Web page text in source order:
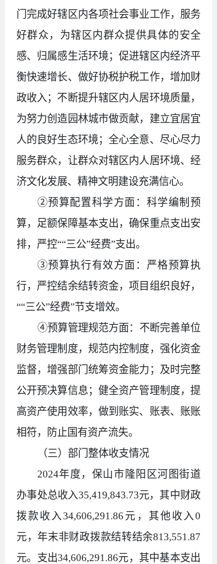
门完成好辖区内各项社会事业工作，服务
好群众，为辖区内群众提供具体的安全
感、归属感生活环境；促进辖区内经济平
衡快速增长、做好协税护税工作，增加财
政收入；不断提升辖区内人居环境质量，
为努力创造园林城市做贡献，建立宜居宜
人的良好生态环境；全心全意、尽心尽力
服务群众，让群众对辖区内人居环境、经
济文化发展、精神文明建设充满信心。
②预算配置科学方面：科学编制预
算，足额保障基本支出，确保重点支出安
排，严控““三公”经费”支出。
③预算执行有效方面：严格预算执
行，严控结余结转资金，项目组织良好，
““三公”经费”节支增效。
④预算管理规范方面：不断完善单位
财务管理制度，规范内控制度，强化资金
监督，增强部门统筹资金能力；及时完整
公开预决算信息；健全资产管理制度，提
高资产使用效率，做到账实、账表、账账
相符，防止国有资产流失。
（三）部门整体收支情况
2024年度，保山市隆阳区河图街道
办事处总收入35,419,843.73元，其中财政
拨款收入 34,606,291 .86 元，其他收入0
元，年末非财政拨款结转结余813,551 .87
元。支出34,606,291 .86元，其中基本支出